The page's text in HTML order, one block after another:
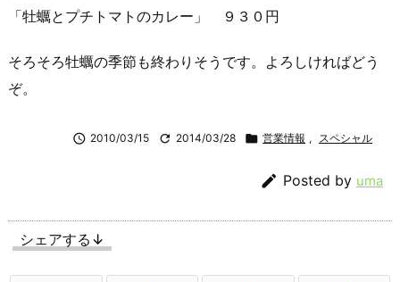
「牡蠣とプチトマトのカレー」 ９３０円
そろそろ牡蠣の季節も終わりそうです。よろしければどう
ぞ。
 2010/03/15  2014/03/28  営業情報 , スペシャル
 Posted by uma
シェアする↓